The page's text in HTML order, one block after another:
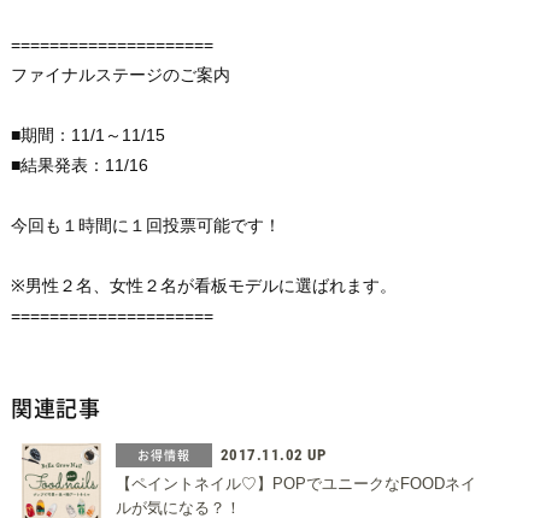
=====================
ファイナルステージのご案内
■期間：11/1～11/15
■結果発表：11/16
今回も１時間に１回投票可能です！
※男性２名、女性２名が看板モデルに選ばれます。
=====================
関連記事
お得情報
2017.11.02 UP
【ペイントネイル♡】POPでユニークなFOODネイ
ルが気になる？！